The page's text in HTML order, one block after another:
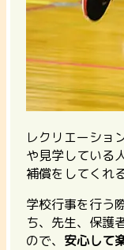
レクリエーショ
や見学している
補償をしてくれ
学校行事を行う
ち、先生、保護
ので、 安心して